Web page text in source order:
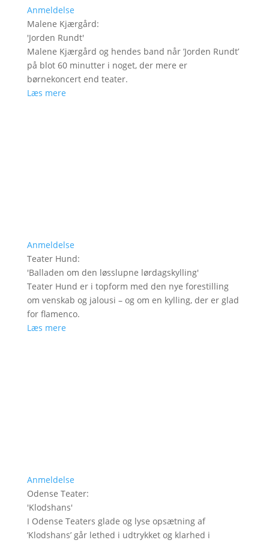
Anmeldelse
Malene Kjærgård:
'Jorden Rundt'
Malene Kjærgård og hendes band når ’Jorden Rundt’
på blot 60 minutter i noget, der mere er
børnekoncert end teater.
Læs mere
Anmeldelse
Teater Hund:
'Balladen om den løsslupne lørdagskylling'
Teater Hund er i topform med den nye forestilling
om venskab og jalousi – og om en kylling, der er glad
for flamenco.
Læs mere
Anmeldelse
Odense Teater:
'Klodshans'
I Odense Teaters glade og lyse opsætning af
’Klodshans’ går lethed i udtrykket og klarhed i